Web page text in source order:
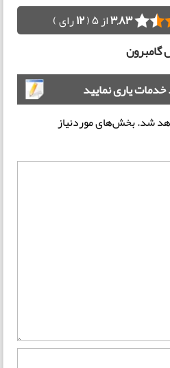
3,83از 5 ( 12رای )
گامبرون
خدمات یاری نمایید
شد.بخش‌های موردنیاز